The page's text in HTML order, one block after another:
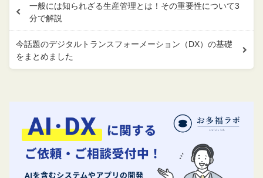
一般には知られざる生産管理とは！その重要性について3
分で解説
今話題のデジタルトランスフォーメーション（DX）の基礎
をまとめました